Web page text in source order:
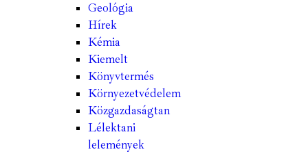
Geológia
Hírek
Kémia
Kiemelt
Könyvtermés
Környezetvédelem
Közgazdaságtan
Lélektani
lelemények